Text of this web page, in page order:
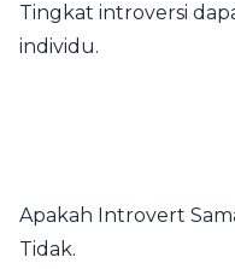
Tingkat introversi
individu.
Apakah Introvert
Tidak.